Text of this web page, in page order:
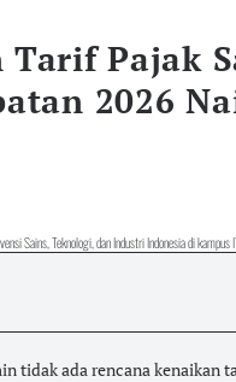
Tarif Pajak
2026
Sains, Teknologi, dan Industri Indonesia di
tidak ada rencana kenaikan